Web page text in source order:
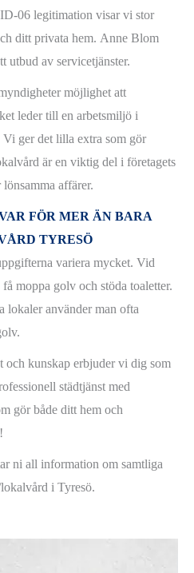
06 legitimation visar vi stor
ditt privata hem. Anne Blom
utbud av servicetjänster.
möjlighet att
leder till en arbetsmiljö i
ger det lilla extra som gör
är en viktig del i företagets
affärer.
FÖR MER ÄN BARA
TYRESÖ
variera mycket. Vid
moppa golv och stöda toaletter.
lokaler använder man ofta
och kunskap erbjuder vi dig som
städtjänst med
gör både ditt hem och
ni all information om samtliga
i Tyresö.